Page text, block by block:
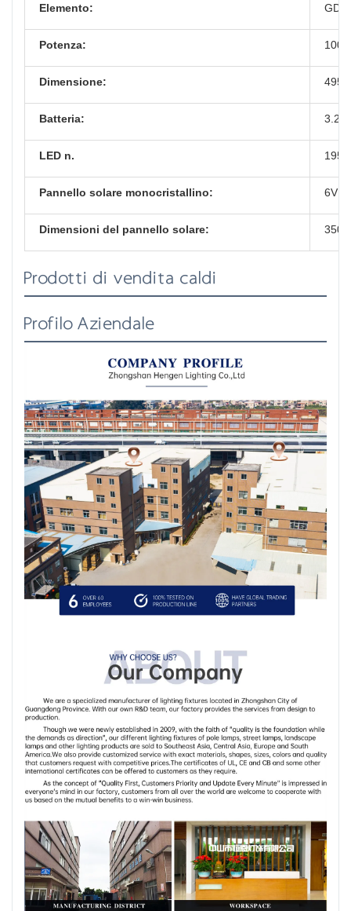
Elemento: GD-
Potenza: 100
Dimensione:
Batteria: 3.2v
LED n. 195
Pannello solare monocristallino: 6V
Dimensioni del pannello solare:
Prodotti di vendita caldi
Profilo Aziendale